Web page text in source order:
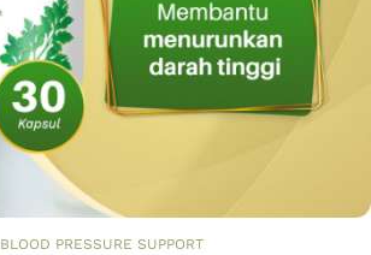
BLOOD PRESSURE SUPPORT